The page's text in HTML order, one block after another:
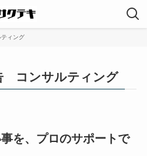
ィング
コンサルティング
を、プロのサポートで